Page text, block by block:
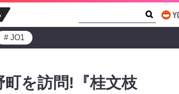
# JO1
を訪問!『桂文枝